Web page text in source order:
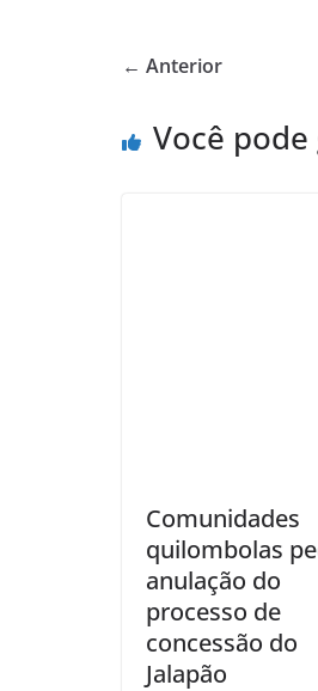
← Anterior
Você
Comunidades
quilombolas
anulação do
processo de
concessão do
Jalapão